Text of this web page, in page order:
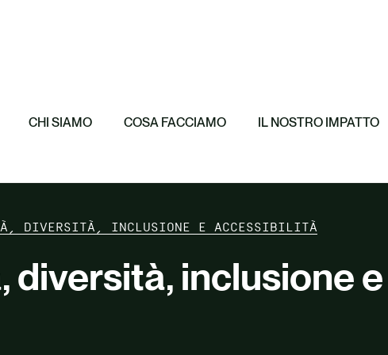
CHI SIAMO COSA FACCIAMO
Corporate
IL NOSTRO IMPATTO
DIVERSITÀ, INCLUSIONE E ACCESSIBILITÀ
diversità, inclusione e